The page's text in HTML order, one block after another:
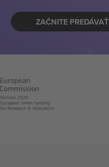
ZAČNITE PREDÁVAŤ